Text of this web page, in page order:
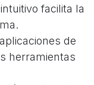
facilita la
de
herramientas